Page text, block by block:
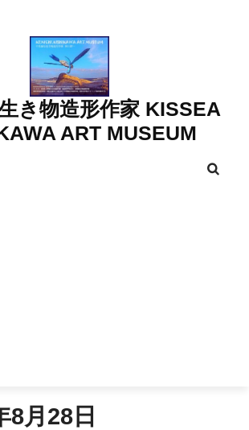
き物造形作家 KISSEA
ART MUSEUM
8月28日